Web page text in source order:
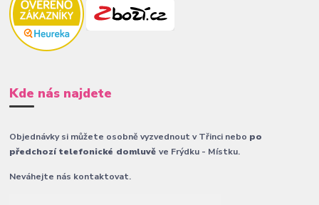
Kde nás najdete
Objednávky si můžete osobně vyzvednout v Třinci nebo po
předchozí telefonické domluvěve Frýdku - Místku.
Neváhejte nás kontaktovat.